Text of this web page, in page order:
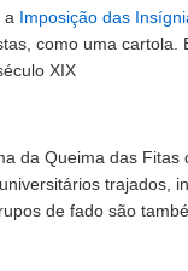
a Imposição das
como uma
XIX
da Queima das
trajados,
de fado são